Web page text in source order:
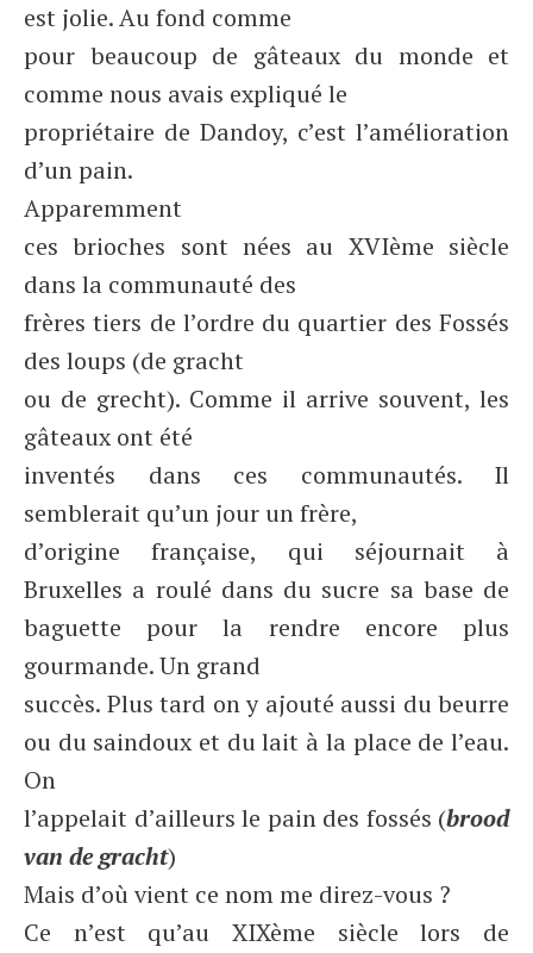
est jolie. Au fond comme
pour beaucoup de gâteaux du monde et
comme nous avais expliqué le
propriétaire de Dandoy, c’est l’amélioration
d’un pain.
Apparemment
ces brioches sont nées au XVIème siècle
dans la communauté des
frères tiers de l’ordre du quartier des Fossés
des loups (de gracht
ou de grecht). Comme il arrive souvent, les
gâteaux ont été
inventés dans ces communautés. Il
semblerait qu’un jour un frère,
d’origine française, qui séjournait à
Bruxelles a roulé dans du sucre sa base de
baguette pour la rendre encore plus
gourmande. Un grand
succès. Plus tard on y ajouté aussi du beurre
ou du saindoux et du lait à la place de l’eau.
On
l’appelait d’ailleurs le pain des fossés (brood
van de gracht)
Mais d’où vient ce nom me direz-vous ?
Ce n’est qu’au XIXème siècle lors de